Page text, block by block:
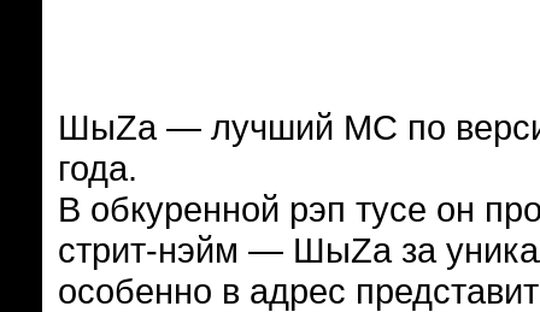
ШыZа — лучший МС по
года.
В обкуренной рэп тусе он
стрит-нэйм — ШыZa за
особенно в адрес